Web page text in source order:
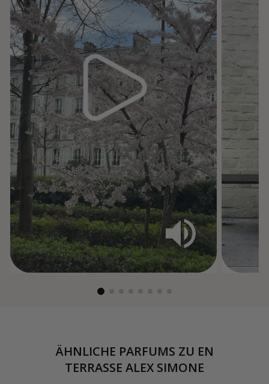
ÄHNLICHE PARFUMS ZU EN
TERRASSE ALEX SIMONE